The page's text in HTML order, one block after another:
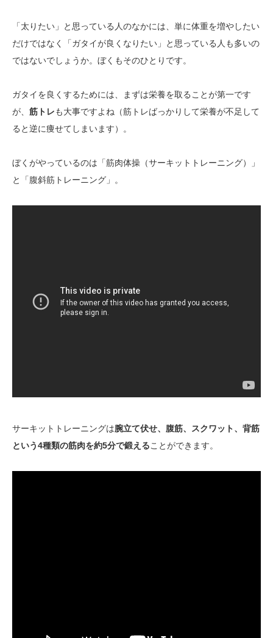
「太りたい」と思っている人のなかには、単に体重を増やしたい
だけではなく「ガタイが良くなりたい」と思っている人も多いの
ではないでしょうか。ぼくもそのひとりです。
ガタイを良くするためには、まずは栄養を取ることが第一です
が、 筋トレも大事ですよね（筋トレばっかりして栄養が不足して
ると逆に痩せてしまいます）。
ぼくがやっているのは「筋肉体操（サーキットトレーニング）」
と「腹斜筋トレーニング」。
サーキットトレーニングは腕立て伏せ、腹筋、スクワット、背筋
という4種類の筋肉を約5分で鍛えることができます。